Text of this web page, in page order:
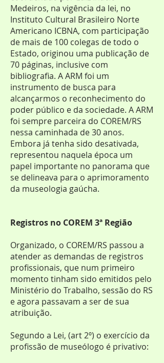
Medeiros, na vigência da lei, no
Instituto Cultural Brasileiro Norte
Americano ICBNA, com participação
de mais de 100 colegas de todo o
Estado, originou uma publicação de
70 páginas, inclusive com
bibliografia. A ARM foi um
instrumento de busca para
alcançarmos o reconhecimento do
poder público e da sociedade. A ARM
foi sempre parceira do COREM/RS
nessa caminhada de 30 anos.
Embora já tenha sido desativada,
representou naquela época um
papel importante no panorama que
se delineava para o aprimoramento
da museologia gaúcha.
Registros no COREM 3ª Região
Organizado, o COREM/RS passou a
atender as demandas de registros
profissionais, que num primeiro
momento tinham sido emitidos pelo
Ministério do Trabalho, sessão do RS
e agora passavam a ser de sua
atribuição.
Segundo a Lei, (art 2º) o exercício da
profissão de museólogo é privativo: